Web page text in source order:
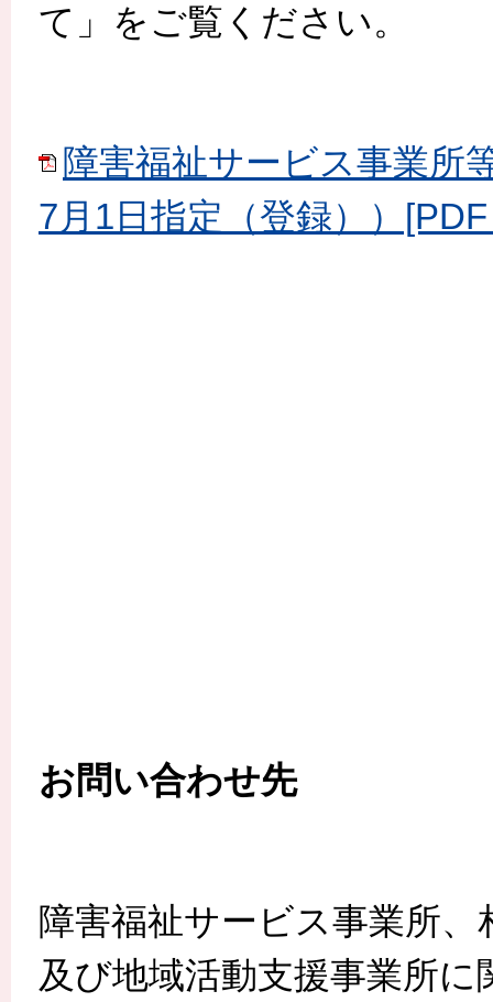
て」をご覧ください。
障害福祉サービス事業所
7月1日指定（登録））
お問い合わせ先
障害福祉サービス事業所
及び地域活動支援事業所に